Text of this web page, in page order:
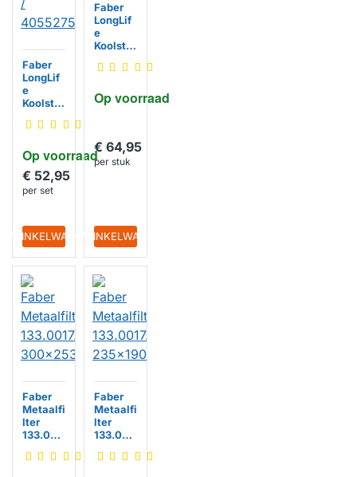
Op voorraad
Faber
LongLif
e
Koolstof
MCFE28
EFF492
902980
1272 /
€ 52,95
per set
WINKELWAGEN
Op voorraad
Faber
LongLif
e
Koolstof
MCFE33
902980
1322 /
€ 64,95
per stuk
IN WINKELWAGEN
Faber
Metaalfi
lter
133.001
300x25
Faber
Metaalfi
lter
133.001
235x19